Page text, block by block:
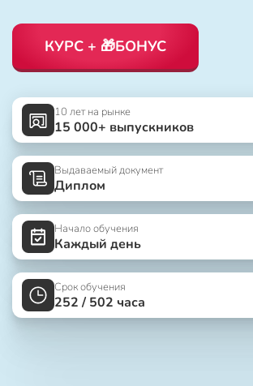
КУРС + 🎁БОНУС
10 лет на рынке
15 000+ выпускников
Выдаваемый документ
Диплом
Начало обучения
Каждый день
Срок обучения
252 / 502 часа